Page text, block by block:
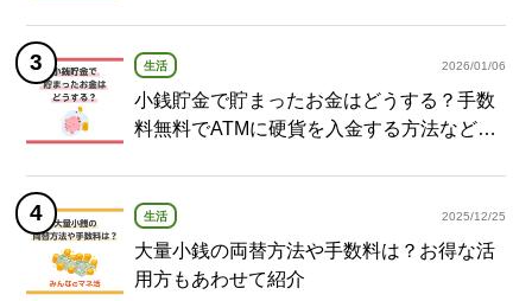
生活 2026/01/06
小銭貯金で貯まったお金はどうする？手数
料無料でATMに硬貨を入金する方法など紹
生活 2025/12/25
大量小銭の両替方法や手数料は？お得な活
用方もあわせて紹介